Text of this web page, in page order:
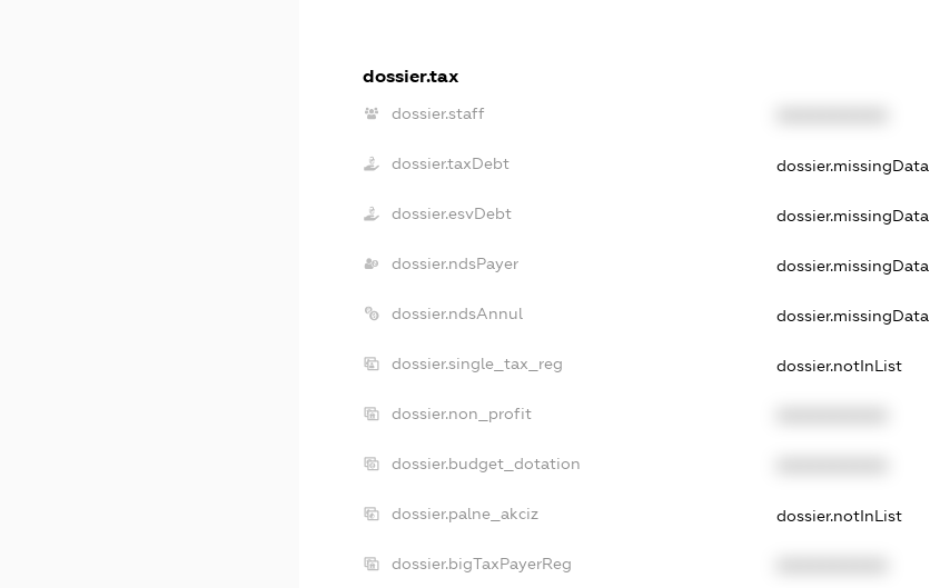
dossier.tax
dossier.staff
dossier.taxDebt dossier.missingData
dossier.esvDebt dossier.missingData
dossier.ndsPayer dossier.missingData
dossier.ndsAnnul dossier.missingData
dossier.single_tax_reg dossier.notInList
dossier.non_profit
dossier.budget_dotation
dossier.palne_akciz dossier.notInList
dossier.bigTaxPayerReg